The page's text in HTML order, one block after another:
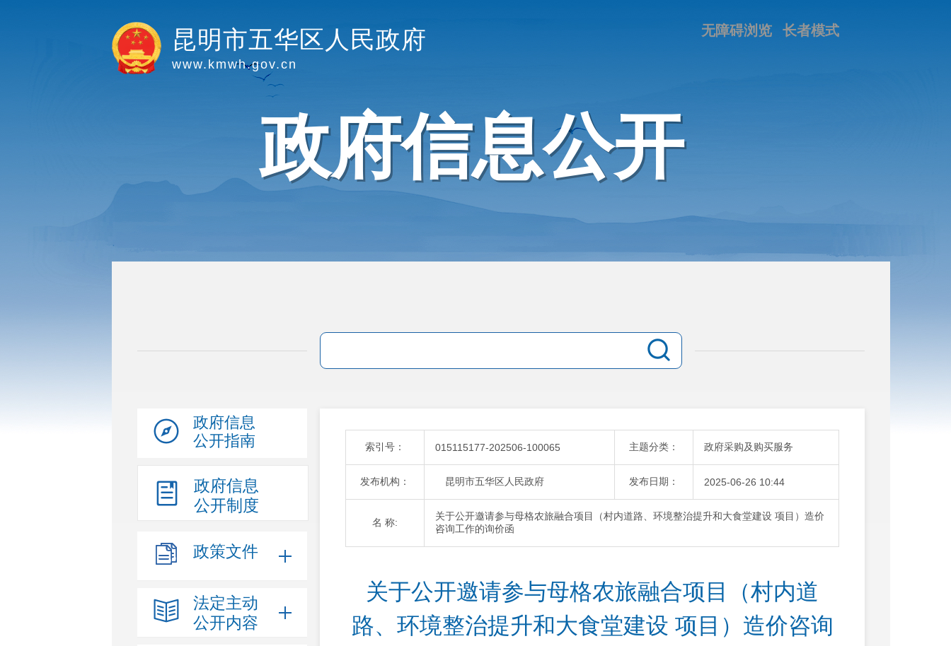
昆明市五华区人民政府
www.kmwh.gov.cn
长者模式
无障碍浏览
政府信息公开
政府信息
公开指南
政府信息
公开制度
政策文件
法定主动
公开内容
索引号： 015115177-202506-100065 主题分类： 政府采购及购买服务
发布机构： 昆明市五华区人民政府 发布日期： 2025-06-26 10:44
名 称:
关于公开邀请参与母格农旅融合项目（村内道路、环境整治提升和大食堂建设 项目）造价
咨询工作的询价函
关于公开邀请参与母格农旅融合项目（村内道
路、环境整治提升和大食堂建设 项目）造价咨询